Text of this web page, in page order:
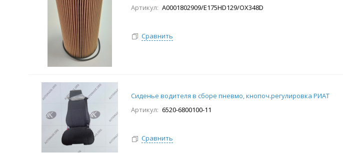
Артикул: A0001802909/E175HD129/OX348D
Сравнить
Сиденье водителя в сборе пневмо, кнопоч.регулировка РИАТ
Артикул: 6520-6800100-11
Сравнить